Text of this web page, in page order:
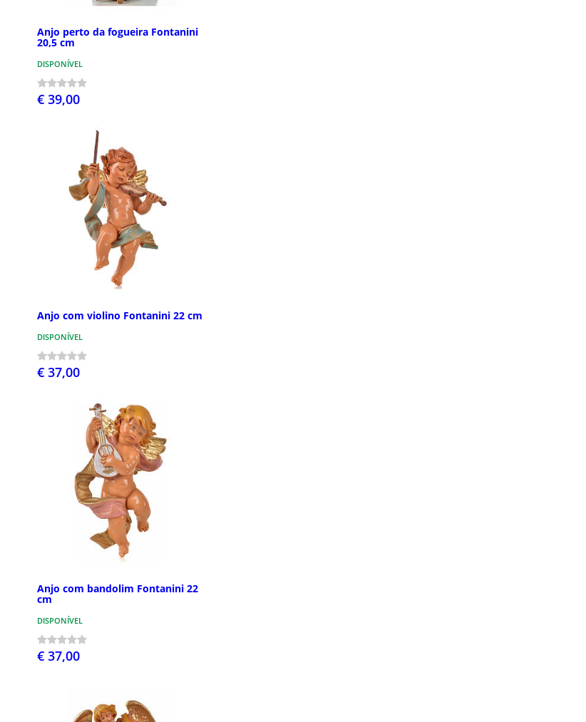
Anjo perto da fogueira Fontanini
20,5 cm
DISPONÍVEL
€ 39,00
Anjo com violino Fontanini 22 cm
DISPONÍVEL
€ 37,00
Anjo com bandolim Fontanini 22
cm
DISPONÍVEL
€ 37,00